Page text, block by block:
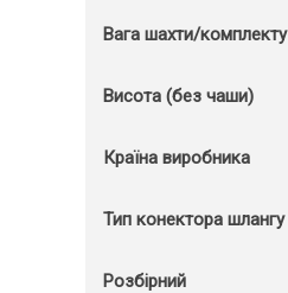
Вага шахти/комплекту
Висота (без чаши)
Країна виробника
Тип конектора шлангу
Розбірний